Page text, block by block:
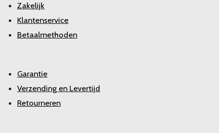
Zakelijk
Klantenservice
Betaalmethoden
Garantie
Verzending en Levertijd
Retourneren